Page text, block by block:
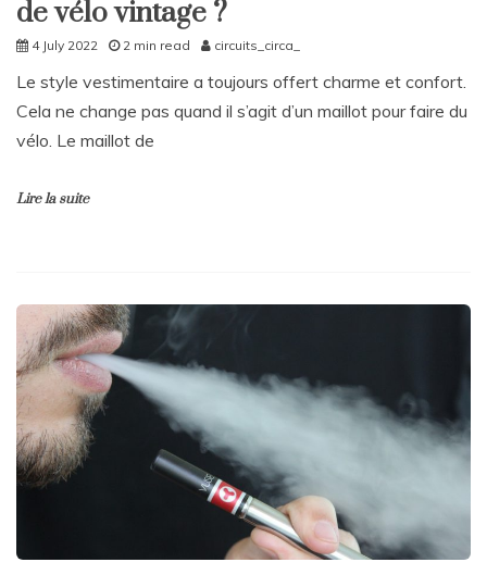
de vélo vintage ?
4 July 2022 2 min read circuits_circa_
Le style vestimentaire a toujours offert charme et confort.
Cela ne change pas quand il s’agit d’un maillot pour faire du
vélo. Le maillot de
Lire la suite